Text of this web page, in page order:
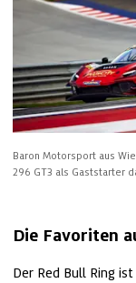
Baron Motorsport aus
296 GT3 als Gaststarter
Die Favoriten
Der Red Bull Ring